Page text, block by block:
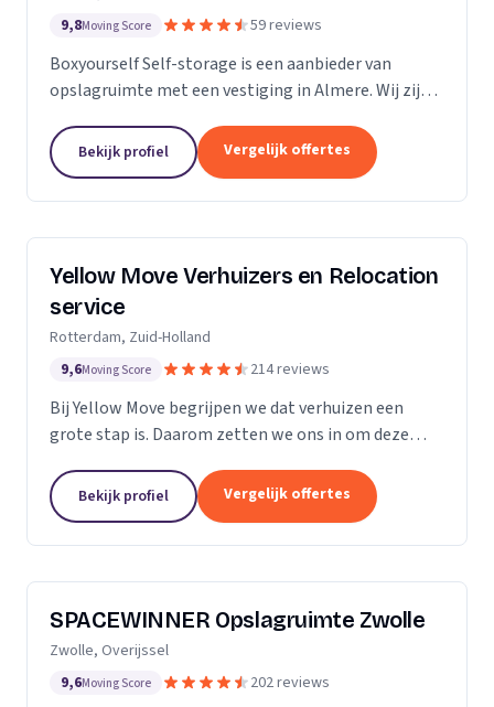
9,8Moving Score 59 reviews
Boxyourself Self-storage is een aanbieder van
opslagruimte met een vestiging in Almere. Wij zijn
Bekijk profiel Vergelijk offertes
Yellow Move Verhuizers en Relocation
service
Rotterdam, Zuid-Holland
9,6Moving Score 214 reviews
Bij Yellow Move begrijpen we dat verhuizen een
grote stap is. Daarom zetten we ons in om deze
Met meer dan 35 jaar ervaring in de
verhuisindustrie,...
Bekijk profiel Vergelijk offertes
SPACEWINNER Opslagruimte Zwolle
Zwolle, Overijssel
9,6Moving Score 202 reviews